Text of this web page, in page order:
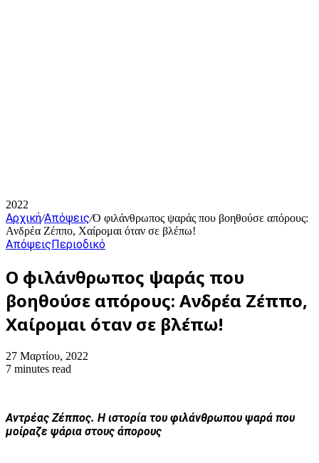
2022
Αρχική/Απόψεις/Ο φιλάνθρωπος ψαράς που βοηθούσε απόρους:
Ανδρέα Ζέππο, Χαίρομαι όταν σε βλέπω!
ΑπόψειςΠεριοδικό
Ο φιλάνθρωπος ψαράς που
βοηθούσε απόρους: Ανδρέα Ζέππο,
Χαίρομαι όταν σε βλέπω!
27 Μαρτίου, 2022
7 minutes read
Αντρέας Ζέππος. Η ιστορία του φιλάνθρωπου ψαρά που
μοίραζε ψάρια στους άπορους